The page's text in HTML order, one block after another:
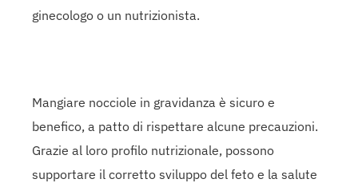
ginecologo o un nutrizionista.
Mangiare nocciole in gravidanza è sicuro e
benefico, a patto di rispettare alcune precauzioni.
Grazie al loro profilo nutrizionale, possono
supportare il corretto sviluppo del feto e la salute